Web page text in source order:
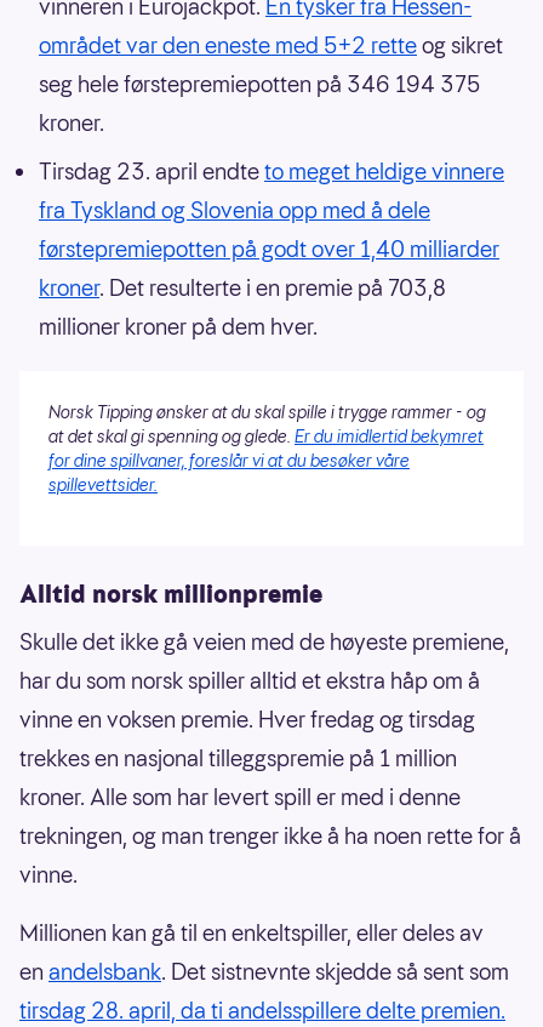
vinneren i Eurojackpot. En tysker fra Hessen-
området var den eneste med 5+2 retteog sikret
seg hele førstepremiepotten på 346 194 375
kroner.
Tirsdag 23. april endteto meget heldige vinnere
fra Tyskland og Slovenia opp med å dele
førstepremiepotten på godt over 1,40 milliarder
kroner. Det resulterte i en premie på 703,8
millioner kroner på dem hver.
Norsk Tipping ønsker at du skal spille i trygge rammer - og
at det skal gi spenning og glede. Er du imidlertid bekymret
for dine spillvaner, foreslår vi at du besøker våre
spillevettsider.
Alltid norsk millionpremie
Skulle det ikke gå veien med de høyeste premiene,
har du som norsk spiller alltid et ekstra håp om å
vinne en voksen premie. Hver fredag og tirsdag
trekkes en nasjonal tilleggspremie på 1 million
kroner. Alle som har levert spill er med i denne
trekningen, og man trenger ikke å ha noen rette for å
vinne.
Millionen kan gå til en enkeltspiller, eller deles av
en andelsbank. Det sistnevnte skjedde så sent som
tirsdag 28. april, da ti andelsspillere delte premien.